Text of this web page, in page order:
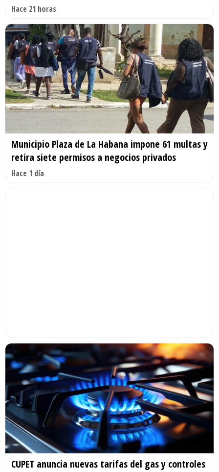
Hace 21 horas
Municipio Plaza de La Habana impone 61 multas y
retira siete permisos a negocios privados
Hace 1 día
CUPET anuncia nuevas tarifas del gas y controles